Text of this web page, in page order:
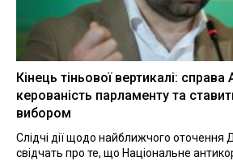
Кінець тіньової вертикалі: справа
керованість парламенту та
вибором
Слідчі дії щодо найближчого оточення
свідчать про те, що Національне